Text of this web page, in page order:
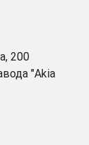
200
"Akia